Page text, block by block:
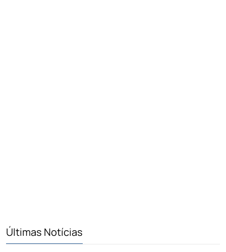
Últimas Notícias